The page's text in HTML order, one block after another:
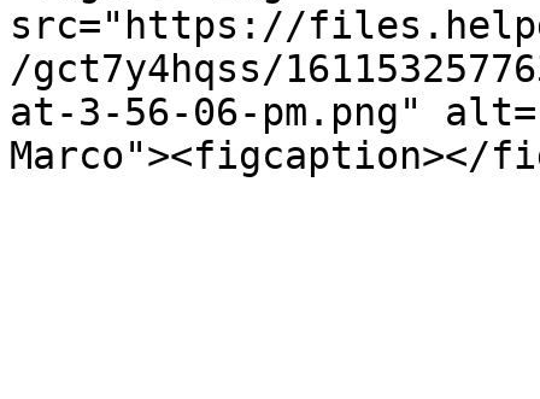
src="https://
/gct7y4hqss/
at-3-56-06-pm.png"